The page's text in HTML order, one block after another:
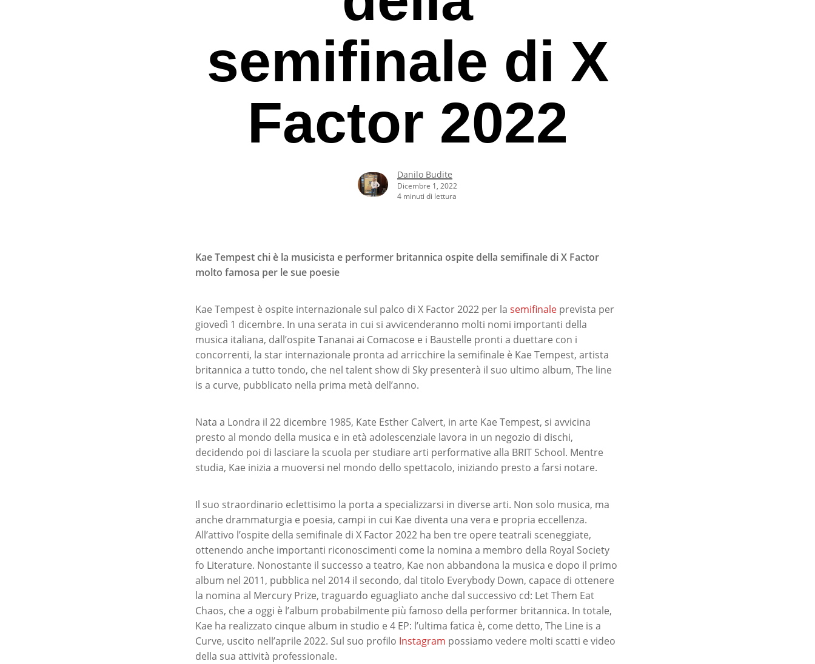
semifinale di X
Factor 2022
Danilo Budite
Dicembre 1, 2022
4 minuti di lettura
Kae Tempest chi è la musicista e performer britannica ospite della semifinale di X Factor
molto famosa per le sue poesie
Kae Tempest è ospite internazionale sul palco di X Factor 2022 per la semifinale prevista per
giovedì 1 dicembre. In una serata in cui si avvicenderanno molti nomi importanti della
musica italiana, dall’ospite Tananai ai Comacose e i Baustelle pronti a duettare con i
concorrenti, la star internazionale pronta ad arricchire la semifinale è Kae Tempest, artista
britannica a tutto tondo, che nel talent show di Sky presenterà il suo ultimo album, The line
is a curve, pubblicato nella prima metà dell’anno.
Nata a Londra il 22 dicembre 1985, Kate Esther Calvert, in arte Kae Tempest, si avvicina
presto al mondo della musica e in età adolescenziale lavora in un negozio di dischi,
decidendo poi di lasciare la scuola per studiare arti performative alla BRIT School. Mentre
studia, Kae inizia a muoversi nel mondo dello spettacolo, iniziando presto a farsi notare.
Il suo straordinario eclettisimo la porta a specializzarsi in diverse arti. Non solo musica, ma
anche drammaturgia e poesia, campi in cui Kae diventa una vera e propria eccellenza.
All’attivo l’ospite della semifinale di X Factor 2022 ha ben tre opere teatrali sceneggiate,
ottenendo anche importanti riconoscimenti come la nomina a membro della Royal Society
fo Literature. Nonostante il successo a teatro, Kae non abbandona la musica e dopo il primo
album nel 2011, pubblica nel 2014 il secondo, dal titolo Everybody Down, capace di ottenere
la nomina al Mercury Prize, traguardo eguagliato anche dal successivo cd: Let Them Eat
Chaos, che a oggi è l’album probabilmente più famoso della performer britannica. In totale,
Kae ha realizzato cinque album in studio e 4 EP: l’ultima fatica è, come detto, The Line is a
Curve, uscito nell’aprile 2022. Sul suo profilo Instagram possiamo vedere molti scatti e video
della sua attività professionale.